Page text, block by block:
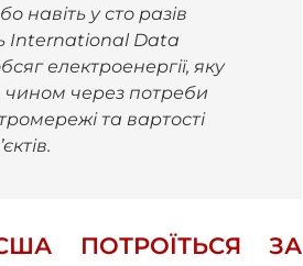
навіть у сто разів
International Data
електроенергії, яку
через потреби
та вартості
ПОТРОЇТЬСЯ ЗА